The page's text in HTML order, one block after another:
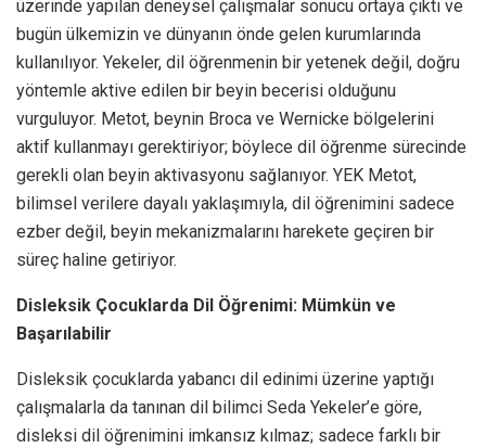
üzerinde yapılan deneysel çalışmalar sonucu ortaya çıktı ve
bugün ülkemizin ve dünyanın önde gelen kurumlarında
kullanılıyor. Yekeler, dil öğrenmenin bir yetenek değil, doğru
yöntemle aktive edilen bir beyin becerisi olduğunu
vurguluyor. Metot, beynin Broca ve Wernicke bölgelerini
aktif kullanmayı gerektiriyor; böylece dil öğrenme sürecinde
gerekli olan beyin aktivasyonu sağlanıyor. YEK Metot,
bilimsel verilere dayalı yaklaşımıyla, dil öğrenimini sadece
ezber değil, beyin mekanizmalarını harekete geçiren bir
süreç haline getiriyor.
Disleksik Çocuklarda Dil Öğrenimi: Mümkün ve
Başarılabilir
Disleksik çocuklarda yabancı dil edinimi üzerine yaptığı
çalışmalarla da tanınan dil bilimci Seda Yekeler’e göre,
disleksi dil öğrenimini imkansız kılmaz; sadece farklı bir